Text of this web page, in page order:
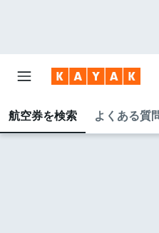
航空券を検索 よくある質